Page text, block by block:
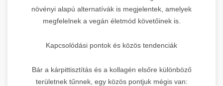
növényi alapú alternatívák is megjelentek, amelyek
megfelelnek a vegán életmód követőinek is.
Kapcsolódási pontok és közös tendenciák
Bár a kárpittisztítás és a kollagén elsőre különböző
területnek tűnnek, egy közös pontjuk mégis van: